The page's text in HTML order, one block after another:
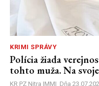
KRIMI SPRÁVY
Polícia žiada
tohto muža. Na
KR PZ Nitra |MM| Dňa